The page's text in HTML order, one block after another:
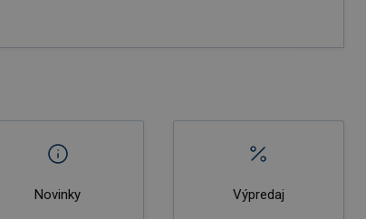
Novinky Výpredaj